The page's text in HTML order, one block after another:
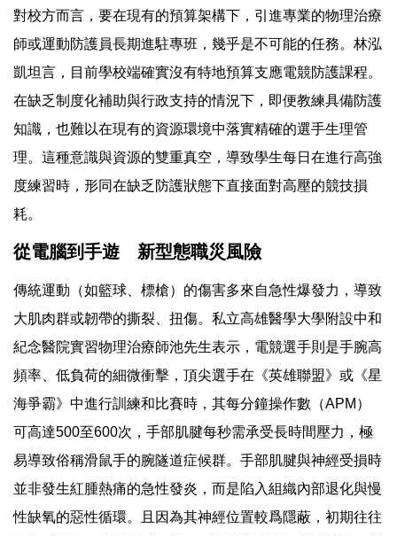
對校方而言，要在現有的預算架構下，引進專業的物理治療
師或運動防護員長期進駐專班，幾乎是不可能的任務。林泓
凱坦言，目前學校端確實沒有特地預算支應電競防護課程。
在缺乏制度化補助與行政支持的情況下，即便教練具備防護
知識，也難以在現有的資源環境中落實精確的選手生理管
理。這種意識與資源的雙重真空，導致學生每日在進行高強
度練習時，形同在缺乏防護狀態下直接面對高壓的競技損
耗。
從電腦到手遊 新型態職災風險
傳統運動（如籃球、標槍）的傷害多來自急性爆發力，導致
大肌肉群或韌帶的撕裂、扭傷。私立高雄醫學大學附設中和
紀念醫院實習物理治療師池先生表示，電競選手則是手腕高
頻率、低負荷的細微衝擊，頂尖選手在《英雄聯盟》或《星
海爭霸》中進行訓練和比賽時，其每分鐘操作數（APM）
可高達500至600次，手部肌腱每秒需承受長時間壓力，極
易導致俗稱滑鼠手的腕隧道症候群。手部肌腱與神經受損時
並非發生紅腫熱痛的急性發炎，而是陷入組織內部退化與慢
性缺氧的惡性循環。且因為其神經位置較爲隱蔽，初期往往